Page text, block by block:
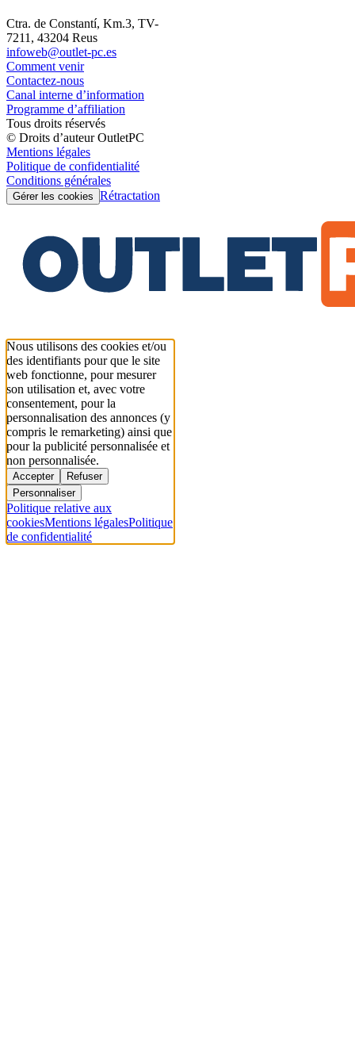
Ctra. de Constantí, Km.3, TV-
7211, 43204 Reus
infoweb@outlet-pc.es
Comment venir
Contactez-nous
Canal interne d’information
Programme d’affiliation
Tous droits réservés
© Droits d’auteur OutletPC
Mentions légales
Politique de confidentialité
Conditions générales
Gérer les cookies Rétractation
Nous utilisons des cookies et/ou
des identifiants pour que le site
web fonctionne, pour mesurer
son utilisation et, avec votre
consentement, pour la
personnalisation des annonces (y
compris le remarketing) ainsi que
pour la publicité personnalisée et
non personnalisée.
Accepter
Refuser
Personnaliser
Politique relative aux
cookiesMentions légalesPolitique
de confidentialité